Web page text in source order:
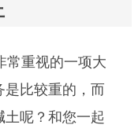
常重视的一项大
是比较重的，而
土呢？和您一起